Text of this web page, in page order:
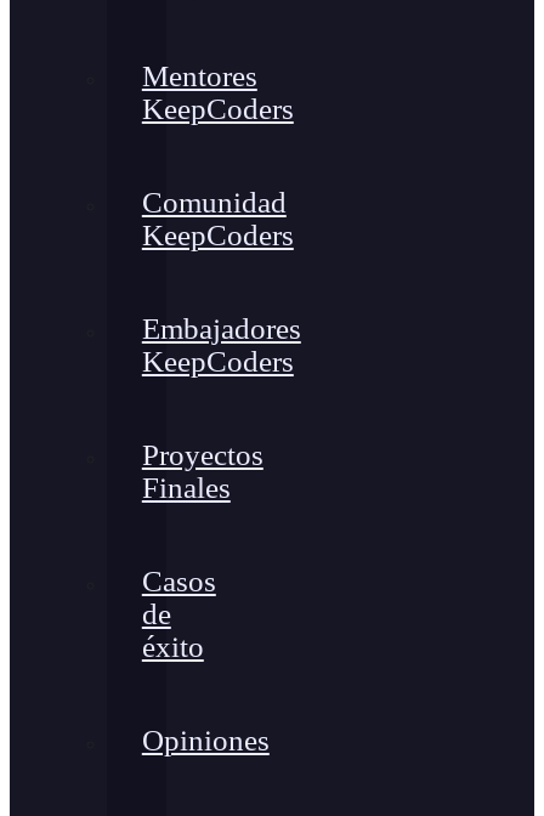
Mentores
KeepCoders
Comunidad
KeepCoders
Embajadores
KeepCoders
Proyectos
Finales
Casos
de
éxito
Opiniones